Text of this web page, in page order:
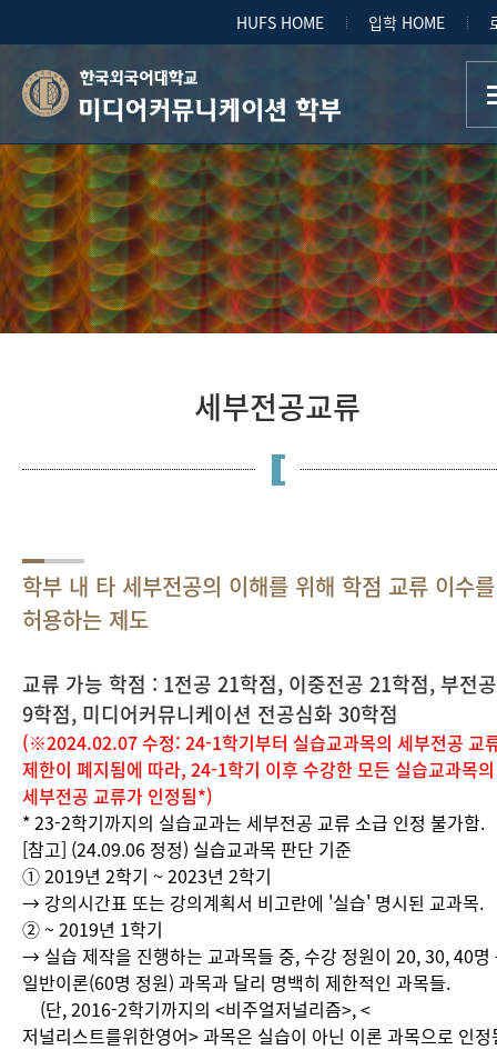
HUFS HOME 입학 HOME
미디어커뮤니케이션 학부
세부전공교류
학부 내 타 세부전공의 이해를 위해 학점 교류 이수를
허용하는 제도
교류 가능 학점 : 1전공 21학점, 이중전공 21학점, 부전공
9학점, 미디어커뮤니케이션 전공심화 30학점
(※2024.02.07 수정: 24-1학기부터 실습교과목의 세부전공 교
제한이 폐지됨에 따라, 24-1학기 이후 수강한 모든 실습교과목의
세부전공 교류가 인정됨*)
* 23-2학기까지의 실습교과는 세부전공 교류 소급 인정 불가함.
[참고] (24.09.06 정정) 실습교과목 판단 기준
① 2019년 2학기 ~ 2023년 2학기
→ 강의시간표 또는 강의계획서 비고란에 '실습' 명시된 교과목.
② ~ 2019년 1학기
→ 실습 제작을 진행하는 교과목들 중, 수강 정원이 20, 30, 40명
일반이론(60명 정원) 과목과 달리 명백히 제한적인 과목들.
(단, 2016-2학기까지의 <비주얼저널리즘>, <
저널리스트를위한영어> 과목은 실습이 아닌 이론 과목으로 인정